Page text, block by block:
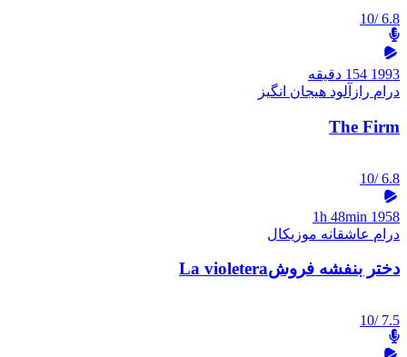
6.8
/10
1993 154 دقیقه
درام رازآلود هیجان انگیز
The Firm
6.8
/10
1958
1h 48min
درام عاشقانه موزیکال
دختر بنفشه فروشLa violetera
7.5
/10